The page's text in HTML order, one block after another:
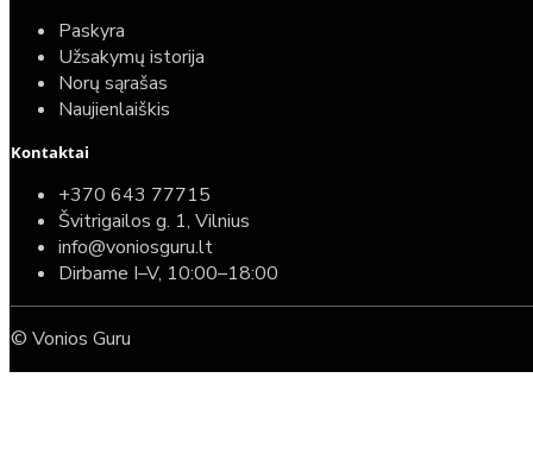
Paskyra
Užsakymų istorija
Norų sąrašas
Naujienlaiškis
Kontaktai
+370 643 77715
Švitrigailos g. 1, Vilnius
info@voniosguru.lt
Dirbame I–V, 10:00–18:00
© Vonios Guru